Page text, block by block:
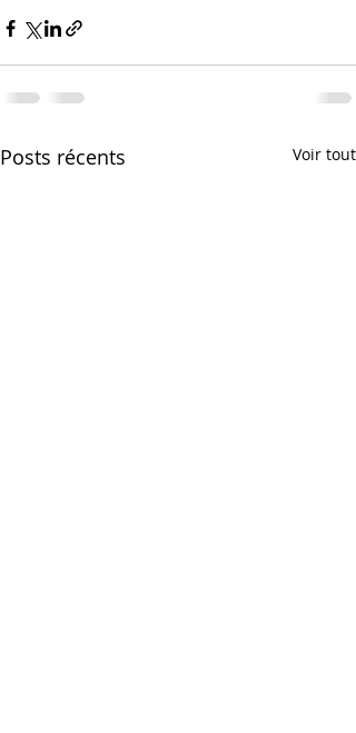
Posts récents Voir tout